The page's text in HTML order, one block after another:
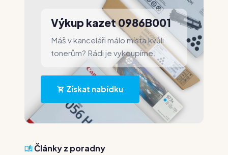
Výkup kazet 0986B001
Máš v kanceláři málo místa kvůli
tonerům? Rádi je vykoupíme.
Získat nabídku
Články z poradny